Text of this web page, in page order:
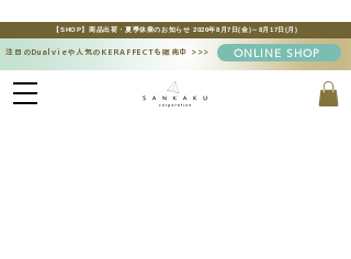
注目のDualvieや人気のKERAFFECTも販売中 >>> ONLINE SHOP
【SHOP】商品出荷・夏季休業のお知らせ 2026年8月7日(金)～8月17日(月)